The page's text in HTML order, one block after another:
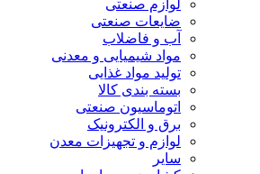
لوازم صنعتی
ضایعات صنعتی
آب و فاضلاب
مواد شیمیایی و معدنی
تولید مواد غذایی
بسته بندی کالا
اتوماسیون صنعتی
برق و الکترونیک
لوازم و تجهیزات معدن
سایر